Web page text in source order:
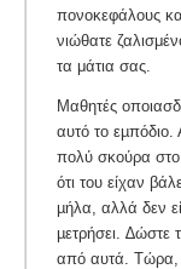
πονοκεφάλους
νιώθατε
τα μάτια σας.
Μαθητές
αυτό το εµπόδιο.
πολύ σκούρα στο
ότι του είχαν
µήλα, αλλά δεν
µετρήσει. ∆ώστε
από αυτά. Τώρα,